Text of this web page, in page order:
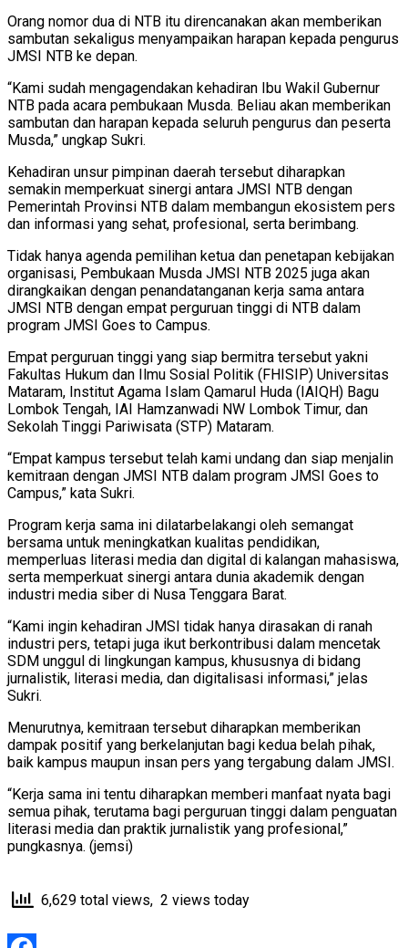
Orang nomor dua di NTB itu direncanakan akan memberikan
sambutan sekaligus menyampaikan harapan kepada pengurus
JMSI NTB ke depan.
“Kami sudah mengagendakan kehadiran Ibu Wakil Gubernur
NTB pada acara pembukaan Musda. Beliau akan memberikan
sambutan dan harapan kepada seluruh pengurus dan peserta
Musda,” ungkap Sukri.
Kehadiran unsur pimpinan daerah tersebut diharapkan
semakin memperkuat sinergi antara JMSI NTB dengan
Pemerintah Provinsi NTB dalam membangun ekosistem pers
dan informasi yang sehat, profesional, serta berimbang.
Tidak hanya agenda pemilihan ketua dan penetapan kebijakan
organisasi, Pembukaan Musda JMSI NTB 2025 juga akan
dirangkaikan dengan penandatanganan kerja sama antara
JMSI NTB dengan empat perguruan tinggi di NTB dalam
program JMSI Goes to Campus.
Empat perguruan tinggi yang siap bermitra tersebut yakni
Fakultas Hukum dan Ilmu Sosial Politik (FHISIP) Universitas
Mataram, Institut Agama Islam Qamarul Huda (IAIQH) Bagu
Lombok Tengah, IAI Hamzanwadi NW Lombok Timur, dan
Sekolah Tinggi Pariwisata (STP) Mataram.
“Empat kampus tersebut telah kami undang dan siap menjalin
kemitraan dengan JMSI NTB dalam program JMSI Goes to
Campus,” kata Sukri.
Program kerja sama ini dilatarbelakangi oleh semangat
bersama untuk meningkatkan kualitas pendidikan,
memperluas literasi media dan digital di kalangan mahasiswa,
serta memperkuat sinergi antara dunia akademik dengan
industri media siber di Nusa Tenggara Barat.
“Kami ingin kehadiran JMSI tidak hanya dirasakan di ranah
industri pers, tetapi juga ikut berkontribusi dalam mencetak
SDM unggul di lingkungan kampus, khususnya di bidang
jurnalistik, literasi media, dan digitalisasi informasi,” jelas
Sukri.
Menurutnya, kemitraan tersebut diharapkan memberikan
dampak positif yang berkelanjutan bagi kedua belah pihak,
baik kampus maupun insan pers yang tergabung dalam JMSI.
“Kerja sama ini tentu diharapkan memberi manfaat nyata bagi
semua pihak, terutama bagi perguruan tinggi dalam penguatan
literasi media dan praktik jurnalistik yang profesional,”
pungkasnya. (jemsi)
6,629 total views, 2 views today